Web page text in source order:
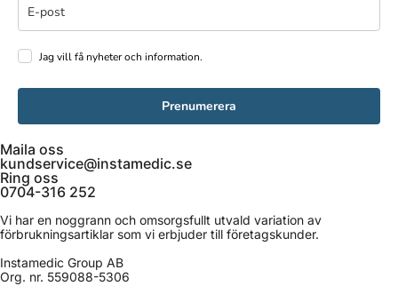
Jag vill få nyheter och information.
Prenumerera
Maila oss
kundservice@instamedic.se
Ring oss
0704-316 252
Vi har en noggrann och omsorgsfullt utvald variation av
förbrukningsartiklar som vi erbjuder till företagskunder.
Instamedic Group AB
Org. nr. 559088-5306